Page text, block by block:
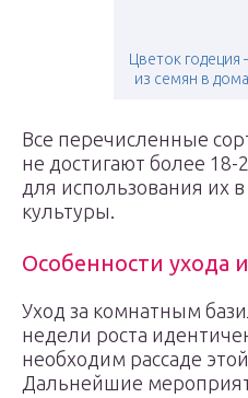
Цветок
из семян в
Все перечисленные
не достигают более 18-
для использования их
культуры.
Особенности ухода
Уход за комнатным
недели роста
необходим рассаде
Дальнейшие